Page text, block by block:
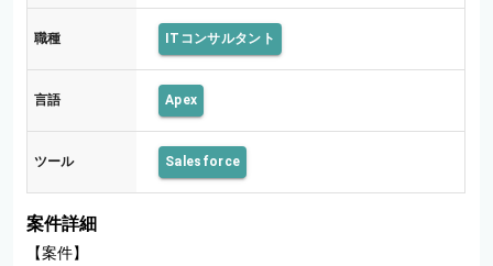
職種 ITコンサルタント
言語 Apex
ツール Salesforce
案件詳細
【案件】